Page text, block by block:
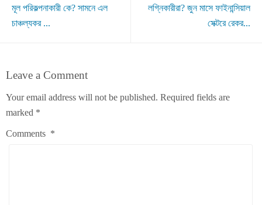
মূল পরিকল্পনাকারী কে? সামনে এল
চাঞ্চল্যকর ...
লগ্নিকারীরা? জুন মাসে ফাইনান্সিয়াল
সেক্টরে রেকর...
Leave a Comment
Your email address will not be published. Required fields are
marked *
Comments *